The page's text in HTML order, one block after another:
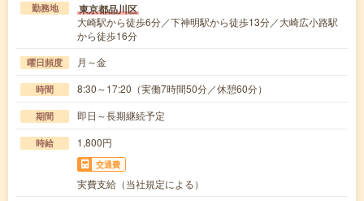
勤務地 東京都品川区
大崎駅から徒歩6分／下神明駅から徒歩13分／大崎広小路駅
から徒歩16分
曜日頻度 月～金
時間 8:30～17:20（実働7時間50分／休憩60分）
期間 即日～長期継続予定
時給 1,800円
交通費
実費支給（当社規定による）